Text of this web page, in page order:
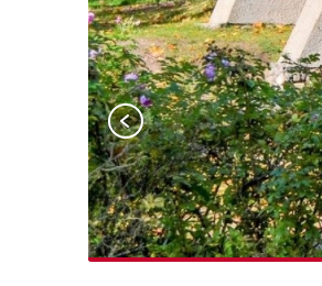
Iepriekšējais